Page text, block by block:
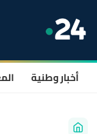
أخبار وطنية